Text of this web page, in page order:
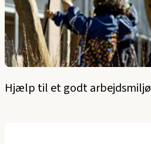
Hjælp til et godt arbejdsmiljø